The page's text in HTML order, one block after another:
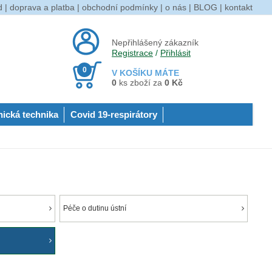
| doprava a platba | obchodní podmínky | o nás | BLOG | kontakt
Nepřihlášený zákazník
Registrace / Přihlásit
V KOŠÍKU MÁTE
0
0 ks zboží za 0 Kč
technika Covid 19-respirátory
Péče o dutinu ústní